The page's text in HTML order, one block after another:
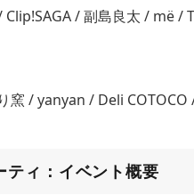
/ 副島良太 / mё /
窯 / yanyan / Deli COTOCO
ティ：イベント概要